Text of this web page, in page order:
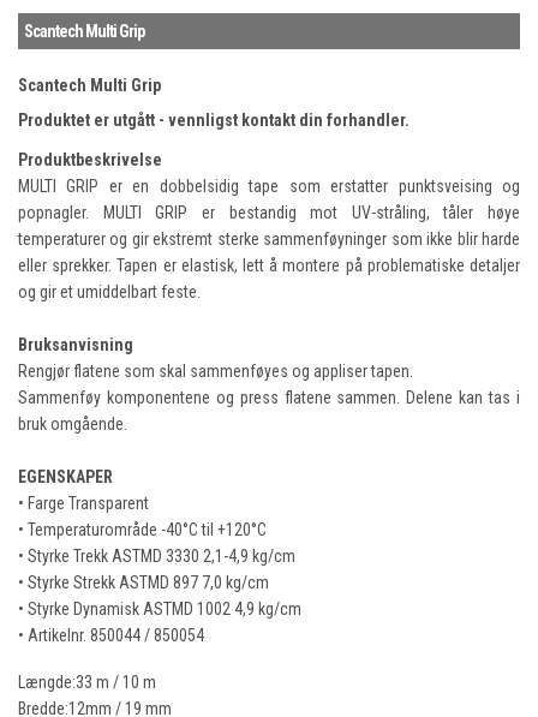
Scantech Multi Grip
Scantech Multi Grip
Produktet er utgått - vennligst kontakt din forhandler.
Produktbeskrivelse
MULTI GRIP er en dobbelsidig tape som erstatter punktsveising og
popnagler. MULTI GRIP er bestandig mot UV-stråling, tåler høye
temperaturer og gir ekstremt sterke sammenføyninger som ikke blir harde
eller sprekker. Tapen er elastisk, lett å montere på problematiske detaljer
og gir et umiddelbart feste.
Bruksanvisning
Rengjør flatene som skal sammenføyes og appliser tapen.
Sammenføy komponentene og press flatene sammen. Delene kan tas i
bruk omgående.
EGENSKAPER
• Farge Transparent
• Temperaturområde -40°C til +120°C
• Styrke Trekk ASTMD 3330 2,1-4,9 kg/cm
• Styrke Strekk ASTMD 897 7,0 kg/cm
• Styrke Dynamisk ASTMD 1002 4,9 kg/cm
• Artikelnr. 850044 / 850054
Længde:33 m / 10 m
Bredde:12mm / 19 mm